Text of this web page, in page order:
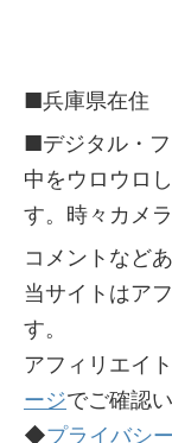
■兵庫県在住
■デジタル・
中をウロウロ
す。時々カメ
コメントなど
当サイトはア
す。
アフィリエイ
ージでご確認
◆プライバシ